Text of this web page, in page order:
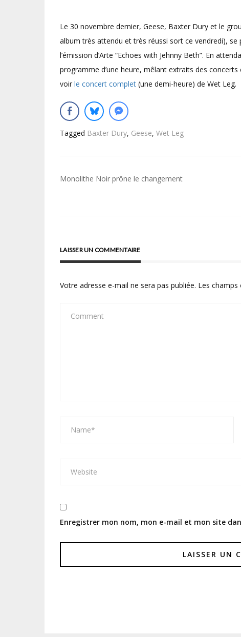
Le 30 novembre dernier, Geese, Baxter Dury et le
album très attendu et très réussi sort ce vendredi),
l’émission d’Arte “Echoes with Jehnny Beth”. En
programme d’une heure, mêlant extraits des
voir le concert complet (une demi-heure) de Wet Leg.
Tagged Baxter Dury, Geese, Wet Leg
Navigation
Monolithe Noir prône le changement
LAISSER UN COMMENTAIRE
Votre adresse e-mail ne sera pas publiée. Les
Enregistrer mon nom, mon e-mail et mon site